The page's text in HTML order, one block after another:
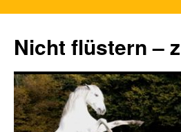
Nicht flüstern –